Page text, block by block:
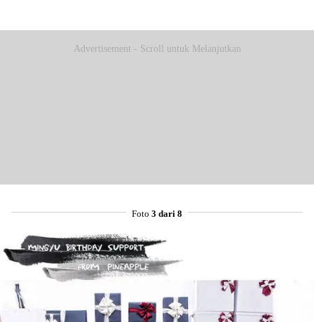
Advertisement - Scroll untuk Melanjutkan
Foto 3 dari 8